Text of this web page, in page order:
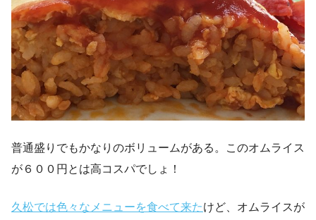
普通盛りでもかなりのボリュームがある。このオムライス
が６００円とは高コスパでしょ！
久松では色々なメニューを食べて来たけど、オムライスが